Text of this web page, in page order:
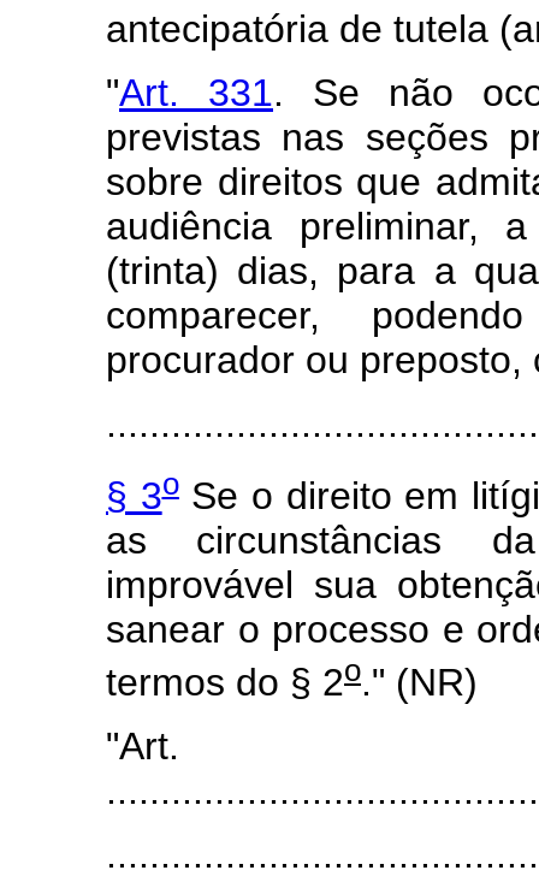
antecipatória de tutela
"Art. 331. Se não
previstas nas seções
sobre direitos que
audiência preliminar,
(trinta) dias, para a
comparecer,
procurador ou
§ 3oSe o direito em
as circunstâncias
improvável sua
sanear o processo e
termos do § 2o." (NR)